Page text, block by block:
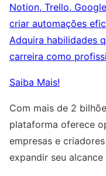
Notion, Trello,
criar automações
Adquira habilidades
carreira como
Saiba Mais!
Com mais de 2
plataforma oferece
empresas e
expandir seu